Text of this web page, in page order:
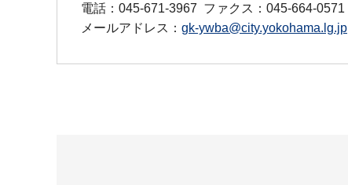
電話：045-671-3967 ファクス：045-664-0571
メールアドレス： gk-ywba@city.yokohama.lg.jp